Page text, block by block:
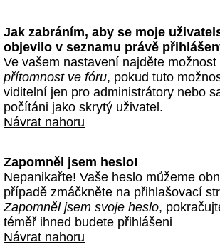
Jak zabráním, aby se moje
objevilo v seznamu právě
Ve vašem nastavení najděte možnost
přítomnost ve fóru, pokud tuto
viditelní jen pro administrátory nebo
počítáni jako skrytý uživatel.
Návrat nahoru
Zapomněl jsem heslo!
Nepanikařte! Vaše heslo můžeme
případě zmáčkněte na přihlašovací
Zapomněl jsem svoje heslo,
téměř ihned budete přihlášeni
Návrat nahoru